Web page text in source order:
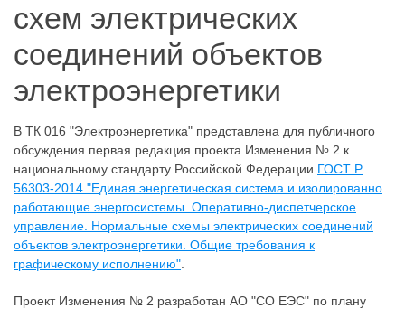
схем электрических
соединений объектов
электроэнергетики
В ТК 016 "Электроэнергетика" представлена для публичного
обсуждения первая редакция проекта Изменения № 2 к
национальному стандарту Российской Федерации ГОСТ Р
56303-2014 "Единая энергетическая система и изолированно
работающие энергосистемы. Оперативно-диспетчерское
управление. Нормальные схемы электрических соединений
объектов электроэнергетики. Общие требования к
графическому исполнению"
Проект Изменения № 2 разработан АО "СО ЕЭС" по плану